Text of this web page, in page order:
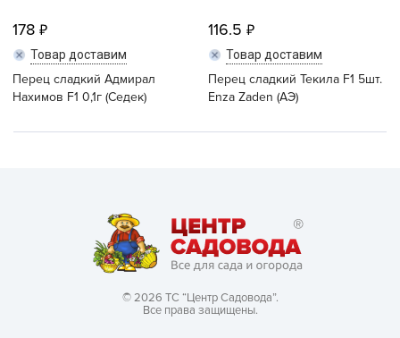
178
Товар доставим
Перец сладкий Адмирал
Нахимов F1 0,1г (Седек)
116.5
Товар доставим
Перец сладкий Текила F1 5шт.
Enza Zaden (АЭ)
© 2026 ТС “Центр Садовода”.
Все права защищены.